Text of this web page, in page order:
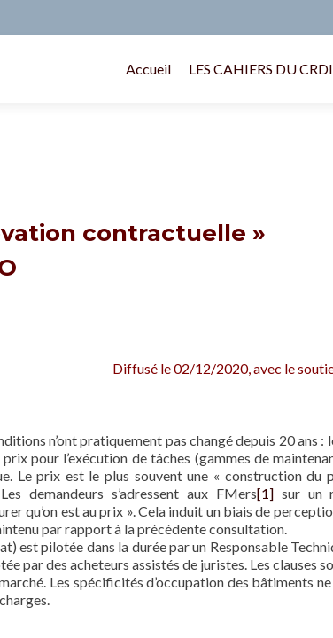
Accueil LES CAHIERS DU
contractuelle »
Diffusé le 02/12/2020, avec le
n’ont pratiquement pas changé depuis 20 ans :
pour l’exécution de tâches (gammes de
Le prix est le plus souvent une « construction du
demandeurs s’adressent aux FMers[1]sur un
qu’on est au prix ». Cela induit un biais de
par rapport à la précédente consultation.
est pilotée dans la durée par un Responsable
par des acheteurs assistés de juristes. Les clauses
Les spécificités d’occupation des bâtiments